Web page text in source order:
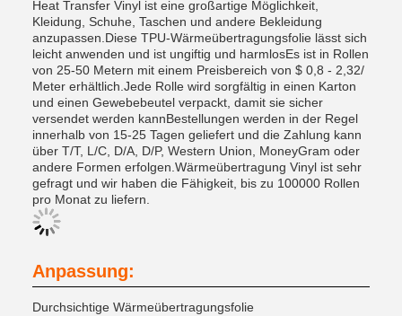
Heat Transfer Vinyl ist eine großartige Möglichkeit,
Kleidung, Schuhe, Taschen und andere Bekleidung
anzupassen.Diese TPU-Wärmeübertragungsfolie lässt sich
leicht anwenden und ist ungiftig und harmlosEs ist in Rollen
von 25-50 Metern mit einem Preisbereich von $ 0,8 - 2,32/
Meter erhältlich.Jede Rolle wird sorgfältig in einen Karton
und einen Gewebebeutel verpackt, damit sie sicher
versendet werden kannBestellungen werden in der Regel
innerhalb von 15-25 Tagen geliefert und die Zahlung kann
über T/T, L/C, D/A, D/P, Western Union, MoneyGram oder
andere Formen erfolgen.Wärmeübertragung Vinyl ist sehr
gefragt und wir haben die Fähigkeit, bis zu 100000 Rollen
pro Monat zu liefern.
Anpassung:
Durchsichtige Wärmeübertragungsfolie